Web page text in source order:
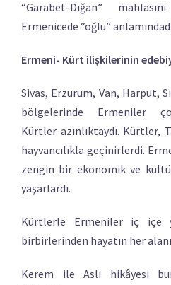
“Garabet-Dığan”
Ermenicede “oğlu”
Ermeni- Kürt ilişkilerinin
Sivas, Erzurum, Van, Harput,
bölgelerinde Ermeniler
Kürtler azınlıktaydı. Kürtler,
hayvancılıkla geçinirlerdi.
zengin bir ekonomik ve
yaşarlardı.
Kürtlerle Ermeniler iç içe
birbirlerinden hayatın her
Kerem ile Aslı hikâyesi